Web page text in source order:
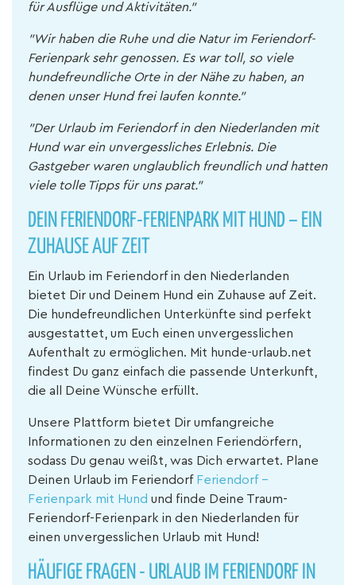
für Ausflüge und Aktivitäten."
"Wir haben die Ruhe und die Natur im Feriendorf-
Ferienpark sehr genossen. Es war toll, so viele
hundefreundliche Orte in der Nähe zu haben, an
denen unser Hund frei laufen konnte."
"Der Urlaub im Feriendorf in den Niederlanden mit
Hund war ein unvergessliches Erlebnis. Die
Gastgeber waren unglaublich freundlich und hatten
viele tolle Tipps für uns parat."
DEIN FERIENDORF-FERIENPARK MIT HUND – EIN
ZUHAUSE AUF ZEIT
Ein Urlaub im Feriendorf in den Niederlanden
bietet Dir und Deinem Hund ein Zuhause auf Zeit.
Die hundefreundlichen Unterkünfte sind perfekt
ausgestattet, um Euch einen unvergesslichen
Aufenthalt zu ermöglichen. Mit hunde-urlaub.net
findest Du ganz einfach die passende Unterkunft,
die all Deine Wünsche erfüllt.
Unsere Plattform bietet Dir umfangreiche
Informationen zu den einzelnen Feriendörfern,
sodass Du genau weißt, was Dich erwartet. Plane
Deinen Urlaub im Feriendorf Feriendorf -
Ferienpark mit Hund und finde Deine Traum-
Feriendorf-Ferienpark in den Niederlanden für
einen unvergesslichen Urlaub mit Hund!
HÄUFIGE FRAGEN - URLAUB IM FERIENDORF IN